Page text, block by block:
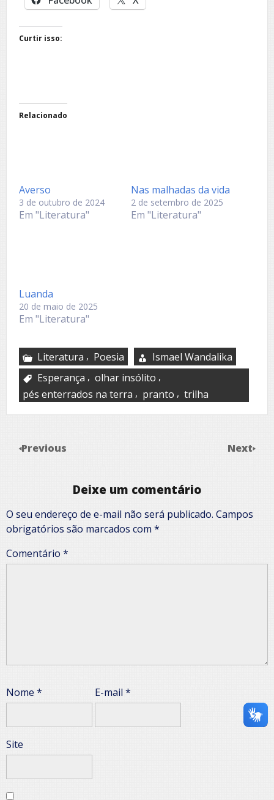
Curtir isso:
Relacionado
Averso
3 de outubro de 2024
Em "Literatura"
Nas malhadas da vida
2 de setembro de 2025
Em "Literatura"
Luanda
20 de maio de 2025
Em "Literatura"
Literatura , Poesia
Ismael Wandalika
Esperança , olhar insólito ,
pés enterrados na terra , pranto , trilha
Previous Next
Deixe um comentário
O seu endereço de e-mail não será publicado. Campos
obrigatórios são marcados com *
Comentário *
Nome * E-mail*
Site